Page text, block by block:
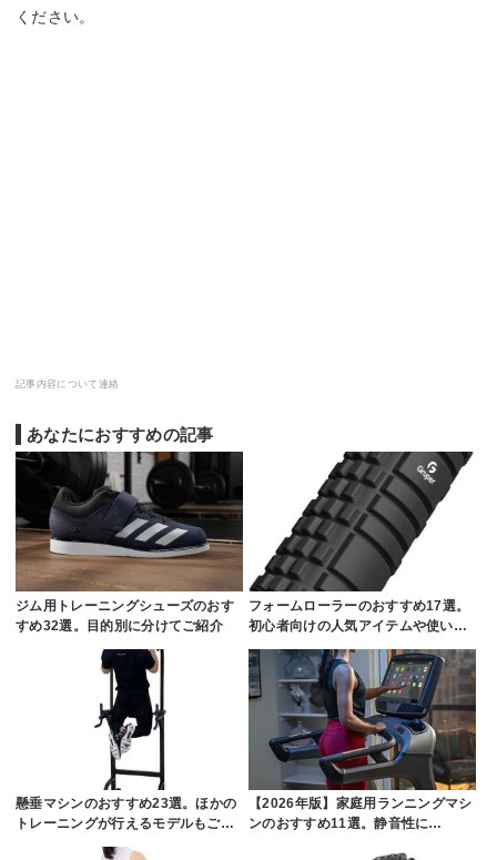
ください。
記事内容について連絡
あなたにおすすめの記事
ジム用トレーニングシューズのおす
すめ32選。目的別に分けてご紹介
フォームローラーのおすすめ17選。
初心者向けの人気アイテムや使い…
懸垂マシンのおすすめ23選。ほかの
トレーニングが行えるモデルもご…
【2026年版】家庭用ランニングマシ
ンのおすすめ11選。静音性に…